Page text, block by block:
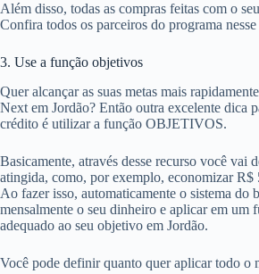
Além disso, todas as compras feitas com o
Confira todos os parceiros do programa nesse
3. Use a função objetivos
Quer alcançar as suas metas mais
Next em Jordão? Então outra excelente dica
crédito é utilizar a função OBJETIVOS.
Basicamente, através desse recurso você vai
atingida, como, por exemplo, economizar R$
Ao fazer isso, automaticamente o sistema do
mensalmente o seu dinheiro e aplicar em um
adequado ao seu objetivo em Jordão.
Você pode definir quanto quer aplicar todo o